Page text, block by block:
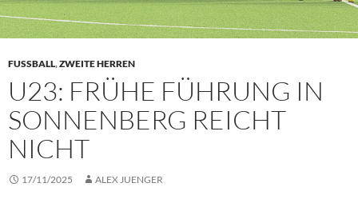
FUSSBALL,ZWEITE HERREN
U23: FRÜHE FÜHRUNG IN
SONNENBERG REICHT
NICHT
17/11/2025 ALEX JUENGER